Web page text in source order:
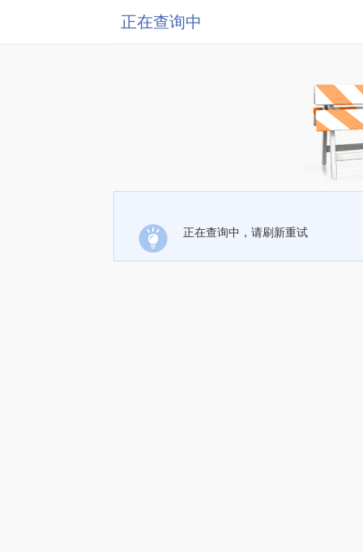
正在查询中
正在查询中，请刷新重试